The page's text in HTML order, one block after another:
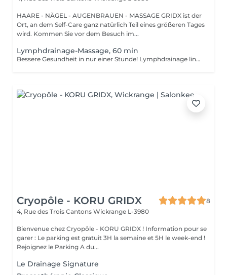
HAARE - NÄGEL - AUGENBRAUEN - MASSAGE GRIDX ist der
Ort, an dem Self-Care ganz natürlich Teil eines größeren Tages
wird. Kommen Sie vor dem Besuch im...
Lymphdrainage-Massage, 60 min
Bessere Gesundheit in nur einer Stunde! Lymphdrainage lindert Schwellungen, die auftreten, wenn medizinische Behandlungen oder Krankheiten Ihr Lymphsystem blockieren. Die Lymphdrainage-Massage beinhaltet das sanfte Manipulieren bestimmter Bereiche Ihres Körpers, um die Lymphbewegung zu einem Bereich mit funktionierenden Lymphgefäßen zu fördern. Vorteile einer Lymphdrainage-Massage: - verbessert das Immunsystem des Körpers - hilft bei Schwellungen nach Verletzungen - löst Spannungen im Körper Wie wird eine Lymphdrainage-Massage durchgeführt? - Kopf und Nacken werden massiert - Schultern und Rücken werden massiert - Hände und Arme werden massiert - Füße und Beine werden massiert - Bauch wird massiert Altersbeschränkungen: es gibt keine Altersbeschränkungen für dieses Verfahren. Empfehlungen nach dem Verfahren: treiben Sie 2-3 Stunden nach dem Eingriff keinen Sport und machen Sie keine scharfen Bewegungen. Häufigkeit: 1-2 Mal pro Woche, insgesamt 10 Mal. Wiederholen Sie dies alle 3-6 Monate.
Cryopôle - KORU GRIDX
8
4, Rue des Trois Cantons Wickrange L-3980
Bienvenue chez Cryopôle - KORU GRIDX ! Information pour se
garer : Le parking est gratuit 3H la semaine et 5H le week-end !
Rejoignez le Parking A du...
Le Drainage Signature